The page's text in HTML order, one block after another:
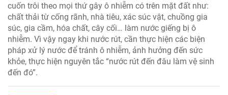
cuốn trôi theo mọi thứ gây ô nhiễm có trên mặt đất như:
chất thải từ cống rãnh, nhà tiêu, xác súc vật, chuồng gia
súc, gia cầm, hóa chất, cây cối… làm nước giếng bị ô
nhiễm. Vì vậy ngay khi nước rút, cần thực hiện các biện
pháp xử lý nước để tránh ô nhiễm, ảnh hưởng đến sức
khỏe, thực hiện nguyên tắc “nước rút đến đâu làm vệ sinh
đến đó”.